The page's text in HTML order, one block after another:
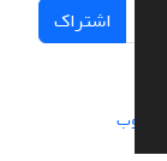
اشتراک
سیناوب